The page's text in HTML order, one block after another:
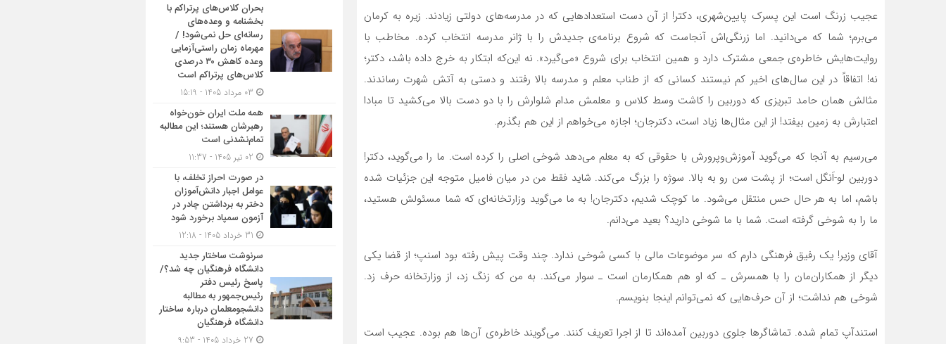
عجیب زرنگ است این پسرک پایین‌شهری، دکتر! از آن دست استعدادهایی که در مدرسه‌های دولتی زیادند. زیره به کرمان
می‌برم؛ شما که می‌دانید. اما زرنگی‌اش آنجاست که شروع برنامه‌ی جدیدش را با ژانر مدرسه انتخاب کرده. مخاطب با
روایت‌هایش خاطره‌ی جمعی مشترک دارد و همین انتخاب برای شروع «می‌گیرد». نه این‌که ابتکار به خرج داده باشد، دکتر؛
نه! اتفاقاً در این سال‌های اخیر کم نیستند کسانی که از طناب معلم و مدرسه بالا رفتند و دستی به آتش شهرت رساندند.
مثالش همان حامد تبریزی که دوربین را کاشت وسط کلاس و معلمش مدام شلوارش را با دو دست بالا می‌کشید تا مبادا
اعتبارش به زمین بیفتد! از این مثال‌ها زیاد است، دکترجان؛ اجازه می‌خواهم از این هم بگذرم.
می‌رسیم به آنجا که می‌گوید آموزش‌وپرورش با حقوقی که به معلم می‌دهد شوخی اصلی را کرده است. ما را می‌گوید، دکتر!
دوربین لو-اَنگل است؛ از پشت سن رو به بالا. سوژه را بزرگ می‌کند. شاید فقط من در میان فامیل متوجه این جزئیات شده
باشم، اما به هر حال حس منتقل می‌شود. ما کوچک شدیم، دکترجان! به ما می‌گوید وزارتخانه‌ای که شما مسئولش هستید،
ما را به شوخی گرفته است. شما با ما شوخی دارید؟ بعید می‌دانم.
آقای وزیر! یک رفیق فرهنگی دارم که سر موضوعات مالی با کسی شوخی ندارد. چند وقت پیش رفته بود اسنپ؛ از قضا یکی
دیگر از همکاران‌مان را با همسرش ـ که او هم همکارمان است ـ سوار می‌کند. به من که زنگ زد، از وزارتخانه حرف زد.
شوخی هم نداشت؛ از آن حرف‌هایی که نمی‌توانم اینجا بنویسم.
استندآپ تمام شده. تماشاگرها جلوی دوربین آمده‌اند تا از اجرا تعریف کنند. می‌گویند خاطره‌ی آن‌ها هم بوده. عجیب است
بحران کلاس‌های پرتراکم با
بخشنامه و وعده‌های
رسانه‌ای حل نمی‌شود! /
مهرماه زمان راستی‌آزمایی
وعده کاهش ۳۰ درصدی
کلاس‌های پرتراکم است
همه ملت ایران خون‌خواه
رهبرشان هستند؛ این مطالبه
تمام‌نشدنی است
در صورت احراز تخلف، با
عوامل اجبار دانش‌آموزان
دختر به برداشتن چادر در
آزمون سمپاد برخورد شود
سرنوشت ساختار جدید
دانشگاه فرهنگیان چه شد؟/
پاسخ رئیس دفتر
رئیس‌جمهور به مطالبه
دانشجومعلمان درباره ساختار
دانشگاه فرهنگیان